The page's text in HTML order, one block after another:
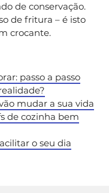
de conservação.
de fritura – é isto
crocante.
passo a passo
mudar a sua vida
de cozinha bem
o seu dia